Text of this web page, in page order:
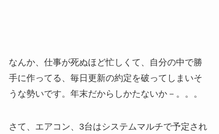
なんか、仕事が死ぬほど忙しくて、自分の中で勝
手に作ってる、毎日更新の約定を破ってしまいそ
うな勢いです。年末だからしかたないか－。。。
さて、エアコン、3台はシステムマルチで予定され